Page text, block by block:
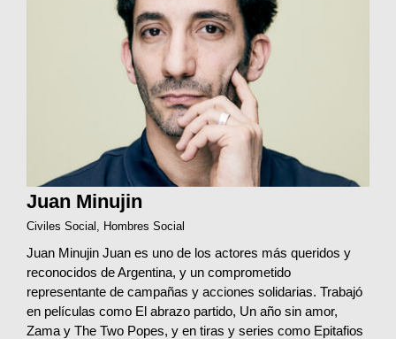
Juan Minujin
Civiles Social Hombres Social
Juan Minujin Juan es uno de los actores más queridos y
reconocidos de Argentina, y un comprometido
representante de campañas y acciones solidarias. Trabajó
en películas como El abrazo partido, Un año sin amor,
Zama y The Two Popes, y en tiras y series como Epitafios